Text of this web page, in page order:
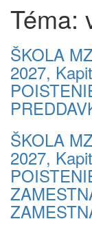
Téma:
ŠKOLA
2027,
ŠKOLA
2027,